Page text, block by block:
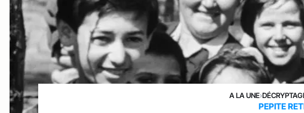
A LA UNE›
PEPITE